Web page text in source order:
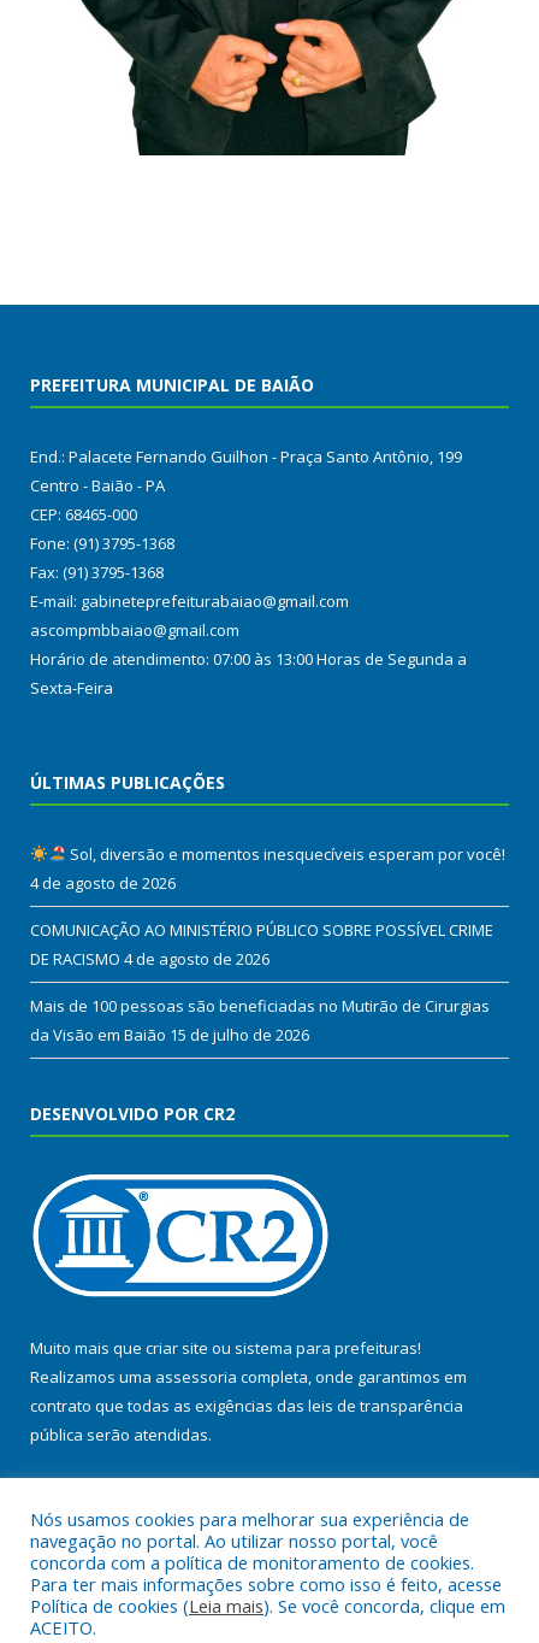
PREFEITURA MUNICIPAL DE BAIÃO
End.: Palacete Fernando Guilhon - Praça Santo Antônio, 199
Centro - Baião - PA
CEP: 68465-000
Fone: (91) 3795-1368
Fax: (91) 3795-1368
E-mail: gabineteprefeiturabaiao@gmail.com
ascompmbbaiao@gmail.com
Horário de atendimento: 07:00 às 13:00 Horas de Segunda a
Sexta-Feira
ÚLTIMAS PUBLICAÇÕES
Sol, diversão e momentos inesquecíveis esperam por você!
4 de agosto de 2026
COMUNICAÇÃO AO MINISTÉRIO PÚBLICO SOBRE POSSÍVEL CRIME
DE RACISMO 4 de agosto de 2026
Mais de 100 pessoas são beneficiadas no Mutirão de Cirurgias
da Visão em Baião 15 de julho de 2026
DESENVOLVIDO POR CR2
Muito mais que criar site ou sistema para prefeituras!
Realizamos uma assessoria completa, onde garantimos em
contrato que todas as exigências das leis de transparência
pública serão atendidas.
Todos os direitos reservados a Prefeitura Municipal de Baião.
Nós usamos cookies para melhorar sua experiência de
navegação no portal. Ao utilizar nosso portal, você
concorda com a política de monitoramento de cookies.
Para ter mais informações sobre como isso é feito, acesse
Política de cookies (Leia mais). Se você concorda, clique em
ACEITO.